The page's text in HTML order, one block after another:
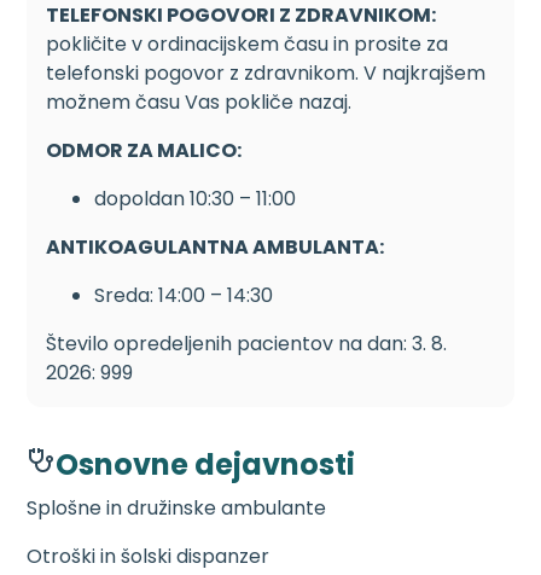
TELEFONSKI POGOVORI Z ZDRAVNIKOM:
pokličite v ordinacijskem času in prosite za
telefonski pogovor z zdravnikom. V najkrajšem
možnem času Vas pokliče nazaj.
ODMOR ZA MALICO:
dopoldan 10:30 – 11:00
ANTIKOAGULANTNA AMBULANTA:
Sreda: 14:00 – 14:30
Število opredeljenih pacientov na dan: 3. 8.
2026: 999
Osnovne dejavnosti
Splošne in družinske ambulante
Otroški in šolski dispanzer